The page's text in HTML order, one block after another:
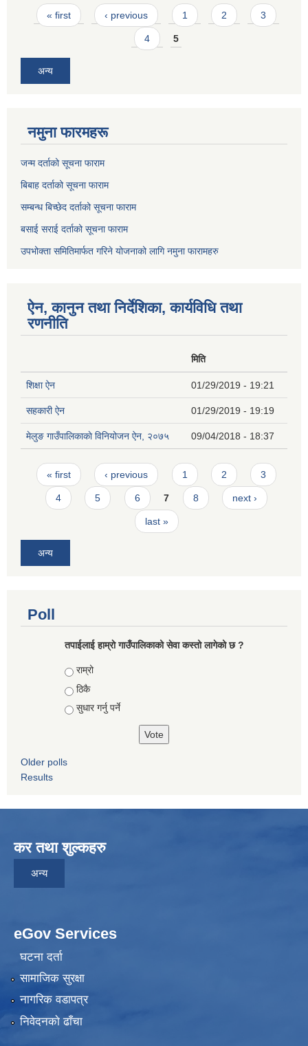
Pages
« first ‹ previous 1 2 3
4 5
अन्य
नमुना फारमहरू
जन्म दर्ताको सूचना फाराम
बिबाह दर्ताको सूचना फाराम
सम्बन्ध बिच्छेद दर्ताको सूचना फाराम
बसाई सराई दर्ताको सूचना फाराम
उपभोक्ता समितिमार्फत गरिने योजनाको लागि नमुना फारामहरु
ऐन, कानुन तथा निर्देशिका, कार्यविधि तथा
रणनीति
मिति
शिक्षा ऐन 01/29/2019 - 19:21
सहकारी ऐन 01/29/2019 - 19:19
मेलुङ गाउँपालिकाकाे विनियोजन ऐन, २०७५ 09/04/2018 - 18:37
Pages
« first ‹ previous 1 2 3
4 5 6 7 8 next ›
last »
अन्य
Poll
तपाईलाई हाम्राे गाउँपालिकाको सेवा कस्तो लागेको छ ?
Choices
राम्रो
ठिकै
सुधार गर्नु पर्ने
Older polls
Results
कर तथा शुल्कहरु
अन्य
eGov Services
घटना दर्ता
सामाजिक सुरक्षा
नागरिक वडापत्र
निवेदनकाे ढाँचा